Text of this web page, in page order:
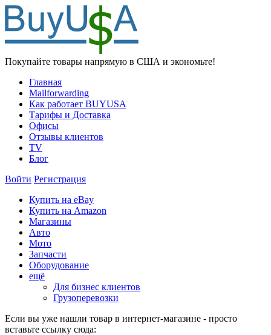
Покупайте товары напрямую в США и экономьте!
Главная
Mailforwarding
Как работает BUYUSA
Тарифы и Доставка
Офисы
Отзывы клиентов
TV
Блог
Войти Регистрация
Купить на eBay
Купить на Amazon
Магазины
Авто
Мото
Запчасти
Оборудование
ещё
Для бизнес клиентов
Грузоперевозки
Если вы уже нашли товар в интернет-магазине - просто
вставьте ссылку сюда: